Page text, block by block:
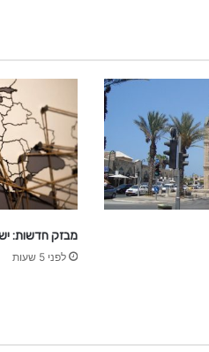
מבזק חדשות:
לפני 5 שעות